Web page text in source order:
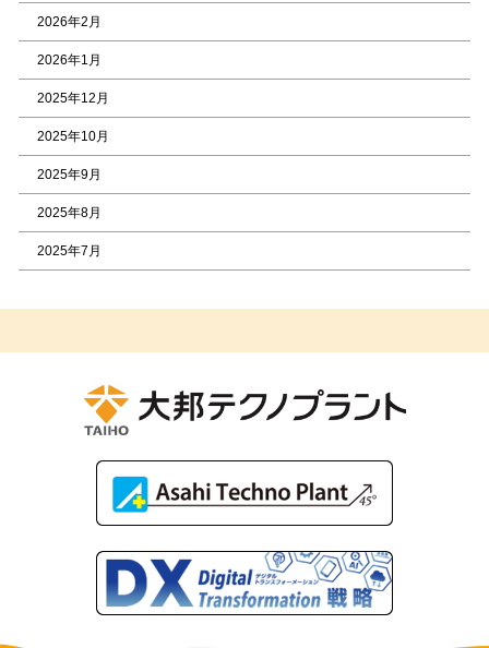
2026年2月
2026年1月
2025年12月
2025年10月
2025年9月
2025年8月
2025年7月